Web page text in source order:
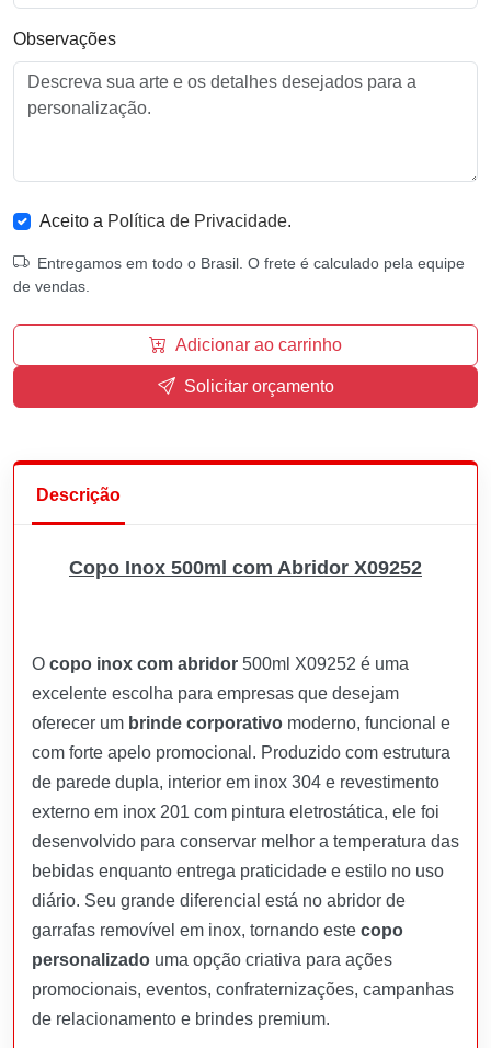
Observações
Aceito a Política de Privacidade.
Entregamos em todo o Brasil. O frete é calculado pela equipe
de vendas.
Adicionar ao carrinho
Solicitar orçamento
Descrição
Copo Inox 500ml com Abridor X09252
O copo inox com abridor 500ml X09252 é uma
excelente escolha para empresas que desejam
oferecer um brinde corporativo moderno, funcional e
com forte apelo promocional. Produzido com estrutura
de parede dupla, interior em inox 304 e revestimento
externo em inox 201 com pintura eletrostática, ele foi
desenvolvido para conservar melhor a temperatura das
bebidas enquanto entrega praticidade e estilo no uso
diário. Seu grande diferencial está no abridor de
garrafas removível em inox, tornando este copo
personalizado uma opção criativa para ações
promocionais, eventos, confraternizações, campanhas
de relacionamento e brindes premium.